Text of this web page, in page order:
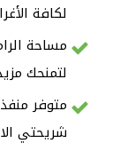
لكافة
لتمنحك
متوفر
شريحتي